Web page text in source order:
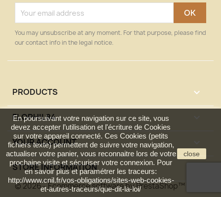
En poursuivant votre navigation sur ce site, vous
devez accepter l’utilisation et l'écriture de Cookies
sur votre appareil connecté. Ces Cookies (petits
fichiers texte) permettent de suivre votre navigation,
actualiser votre panier, vous reconnaitre lors de votre
prochaine visite et sécuriser votre connexion. Pour
en savoir plus et paramétrer les traceurs:
http://www.cnil.fr/vos-obligations/sites-web-cookies-
et-autres-traceurs/que-dit-la-loi/
close
You may unsubscribe at any moment. For that purpose, please find
our contact info in the legal notice.
PRODUCTS 
FLOPHIL84
YOUR ACCOUNT
STORE INFORMATION
© 2026 - Ecommerce software by PrestaShop™